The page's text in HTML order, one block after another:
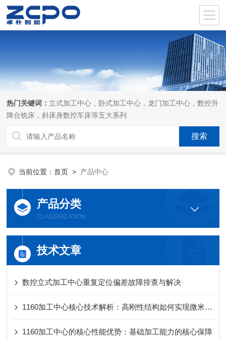
热门关键词： 立式加工中心，卧式加工中心，龙门加工中心，数控升
降台铣床，斜床身数控车床等五大系列
当前位置：首页 > 产品中心
产品分类
CLASSIFICATION
技术文章
数控立式加工中心重复定位偏差故障排查与解决
1160加工中心核心技术解析：高刚性结构如何实现微米级加工精度
1160加工中心的核心性能优势：基础加工能力的核心保障